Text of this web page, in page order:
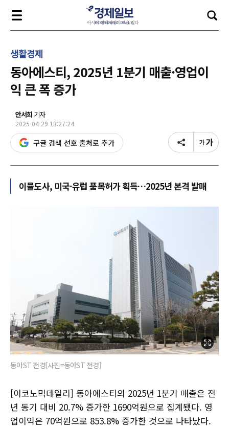
생활경제
동아에스티, 2025년 1분기 매출·영업이
익 큰 폭 증가
안서희 기자
2025-04-29 13:27:24
구글 검색 선호 출처로 추가
이뮬도사, 미국·유럽 품목허가 획득…2025년 본격 발매
동아ST 전경[사진=동아ST 전경]
[이코노믹데일리] 동아에스티의 2025년 1분기 매출은 전
년 동기 대비 20.7% 증가한 1690억원으로 집계됐다. 영
업이익은 70억원으로 853.8% 증가한 것으로 나타났다.